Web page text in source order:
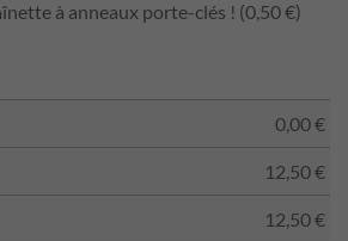
à anneaux porte-clés ! (0,50 €)
0,00€
12,50€
12,50€